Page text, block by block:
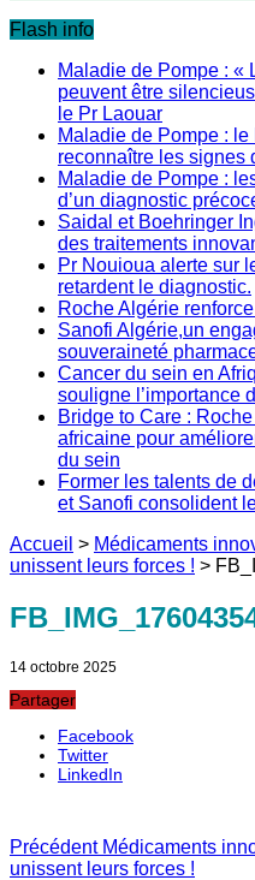
Flash info
Maladie de Pompe : «
peuvent être
le Pr Laouar
Maladie de Pompe :
reconnaître les signes
Maladie de Pompe :
d’un diagnostic
Saidal et Boehringer
des traitements
Pr Nouioua alerte sur
retardent le diagnostic.
Roche Algérie
Sanofi Algérie,un
souveraineté
Cancer du sein en
souligne l’importance
Bridge to Care :
africaine pour
du sein
Former les talents de
et Sanofi consolident
Accueil > Médicaments
unissent leurs forces ! >
14 octobre 2025
Partager
Facebook
Twitter
LinkedIn
PrécédentMédicaments
unissent leurs forces !